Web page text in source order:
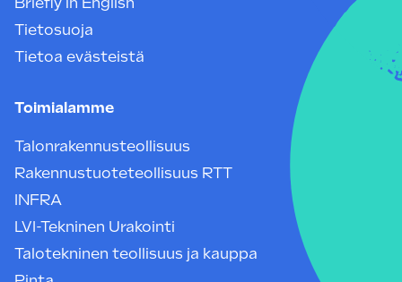
Tietosuoja
Tietoa evästeistä
Toimialamme
Talonrakennusteollisuus
Rakennustuoteteollisuus RTT
INFRA
LVI-Tekninen Urakointi
Talotekninen teollisuus ja kauppa